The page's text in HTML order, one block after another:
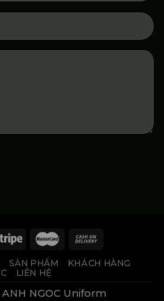
SẢN PHẨM
KHÁCH HÀNG
LIÊN HỆ
NGOC Uniform